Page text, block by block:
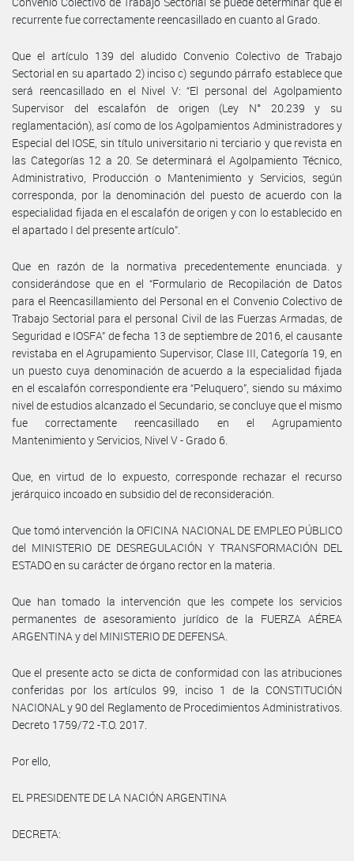
recurrente fue correctamente reencasillado en cuanto al Grado.
Que el artículo 139 del aludido Convenio Colectivo de Trabajo
Sectorial en su apartado 2) inciso c) segundo párrafo establece que
será reencasillado en el Nivel V: “El personal del Agolpamiento
Supervisor del escalafón de origen (Ley N° 20.239 y su
reglamentación), así como de los Agolpamientos Administradores y
Especial del IOSE, sin título universitario ni terciario y que revista en
las Categorías 12 a 20. Se determinará el Agolpamiento Técnico,
Administrativo, Producción o Mantenimiento y Servicios, según
corresponda, por la denominación del puesto de acuerdo con la
especialidad fijada en el escalafón de origen y con lo establecido en
el apartado I del presente artículo”.
Que en razón de la normativa precedentemente enunciada. y
considerándose que en el “Formulario de Recopilación de Datos
para el Reencasillamiento del Personal en el Convenio Colectivo de
Trabajo Sectorial para el personal Civil de las Fuerzas Armadas, de
Seguridad e IOSFA” de fecha 13 de septiembre de 2016, el causante
revistaba en el Agrupamiento Supervisor, Clase III, Categoría 19, en
un puesto cuya denominación de acuerdo a la especialidad fijada
en el escalafón correspondiente era “Peluquero”, siendo su máximo
nivel de estudios alcanzado el Secundario, se concluye que el mismo
fue correctamente reencasillado en el Agrupamiento
Mantenimiento y Servicios, Nivel V - Grado 6.
Que, en virtud de lo expuesto, corresponde rechazar el recurso
jerárquico incoado en subsidio del de reconsideración.
Que tomó intervención la OFICINA NACIONAL DE EMPLEO PÚBLICO
del MINISTERIO DE DESREGULACIÓN Y TRANSFORMACIÓN DEL
ESTADO en su carácter de órgano rector en la materia.
Que han tomado la intervención que les compete los servicios
permanentes de asesoramiento jurídico de la FUERZA AÉREA
ARGENTINA y del MINISTERIO DE DEFENSA.
Que el presente acto se dicta de conformidad con las atribuciones
conferidas por los artículos 99, inciso 1 de la CONSTITUCIÓN
NACIONAL y 90 del Reglamento de Procedimientos Administrativos.
Decreto 1759/72 -T.O. 2017.
Por ello,
EL PRESIDENTE DE LA NACIÓN ARGENTINA
DECRETA: